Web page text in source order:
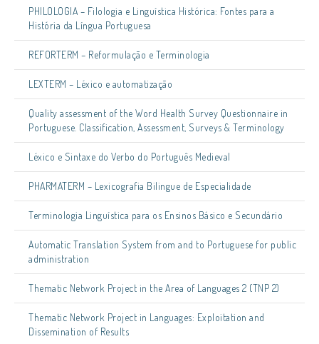
PHILOLOGIA – Filologia e Linguística Histórica: Fontes para a
História da Língua Portuguesa
REFORTERM – Reformulação e Terminologia
LEXTERM – Léxico e automatização
Quality assessment of the Word Health Survey Questionnaire in
Portuguese. Classification, Assessment, Surveys & Terminology
Léxico e Sintaxe do Verbo do Português Medieval
PHARMATERM – Lexicografia Bilingue de Especialidade
Terminologia Linguística para os Ensinos Básico e Secundário
Automatic Translation System from and to Portuguese for public
administration
Thematic Network Project in the Area of Languages 2 (TNP 2)
Thematic Network Project in Languages: Exploitation and
Dissemination of Results